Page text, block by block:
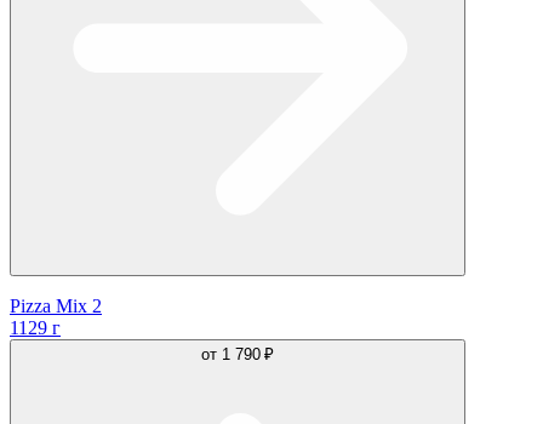
Pizza Mix 2
1129 г
от 1 790 ₽